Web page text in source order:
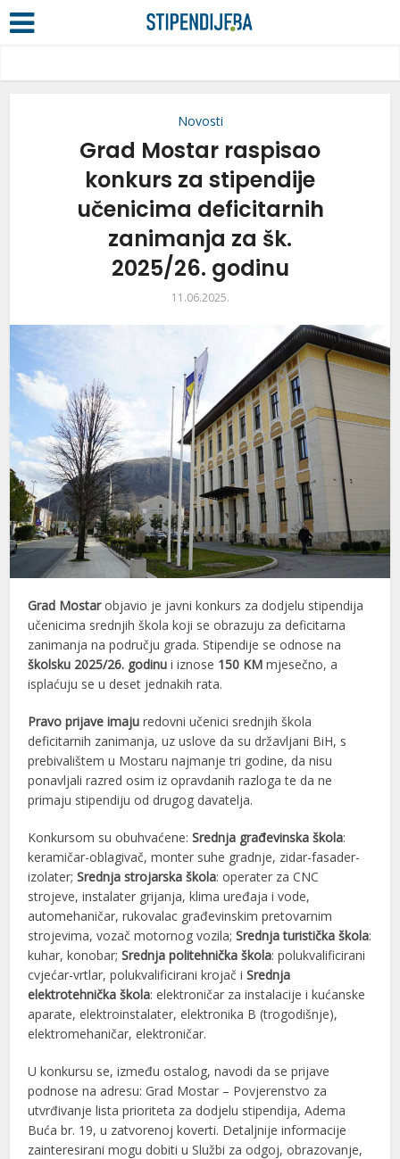
Novosti
Grad Mostar raspisao
konkurs za stipendije
učenicima deficitarnih
zanimanja za šk.
2025/26. godinu
11.06.2025.
Grad Mostarobjavio je javni konkurs za dodjelu stipendija
učenicima srednjih škola koji se obrazuju za deficitarna
zanimanja na području grada. Stipendije se odnose na
školsku 2025/26. godinu i iznose 150 KM mjesečno, a
isplaćuju se u deset jednakih rata.
Pravo prijave imaju redovni učenici srednjih škola
deficitarnih zanimanja, uz uslove da su državljani BiH, s
prebivalištem u Mostaru najmanje tri godine, da nisu
ponavljali razred osim iz opravdanih razloga te da ne
primaju stipendiju od drugog davatelja.
Konkursom su obuhvaćene:Srednja građevinska škola:
keramičar-oblagivač, monter suhe gradnje, zidar-fasader-
izolater;Srednja strojarska škola: operater za CNC
strojeve, instalater grijanja, klima uređaja i vode,
automehaničar, rukovalac građevinskim pretovarnim
strojevima, vozač motornog vozila;Srednja turistička škola:
kuhar, konobar;Srednja politehnička škola: polukvalificirani
cvjećar-vrtlar, polukvalificirani krojač iSrednja
elektrotehnička škola: elektroničar za instalacije i kućanske
aparate, elektroinstalater, elektronika B (trogodišnje),
elektromehaničar, elektroničar.
U konkursu se, između ostalog, navodi da se prijave
podnose na adresu: Grad Mostar – Povjerenstvo za
utvrđivanje lista prioriteta za dodjelu stipendija, Adema
Buća br. 19, u zatvorenoj koverti. Detaljnije informacije
zainteresirani mogu dobiti u Službi za odgoj, obrazovanje,